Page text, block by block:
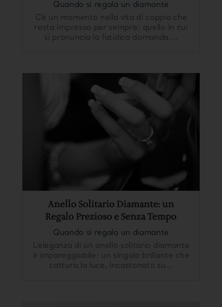
Quando si regala un diamante
C’è un momento nella vita di coppia che
resta impresso per sempre: quello in cui
si pronuncia la fatidica domanda....
Anello Solitario Diamante: un
Regalo Prezioso e Senza Tempo
Quando si regala un diamante
L’eleganza di un anello solitario diamante
è impareggiabile: un singolo brillante che
cattura la luce, incastonato su...